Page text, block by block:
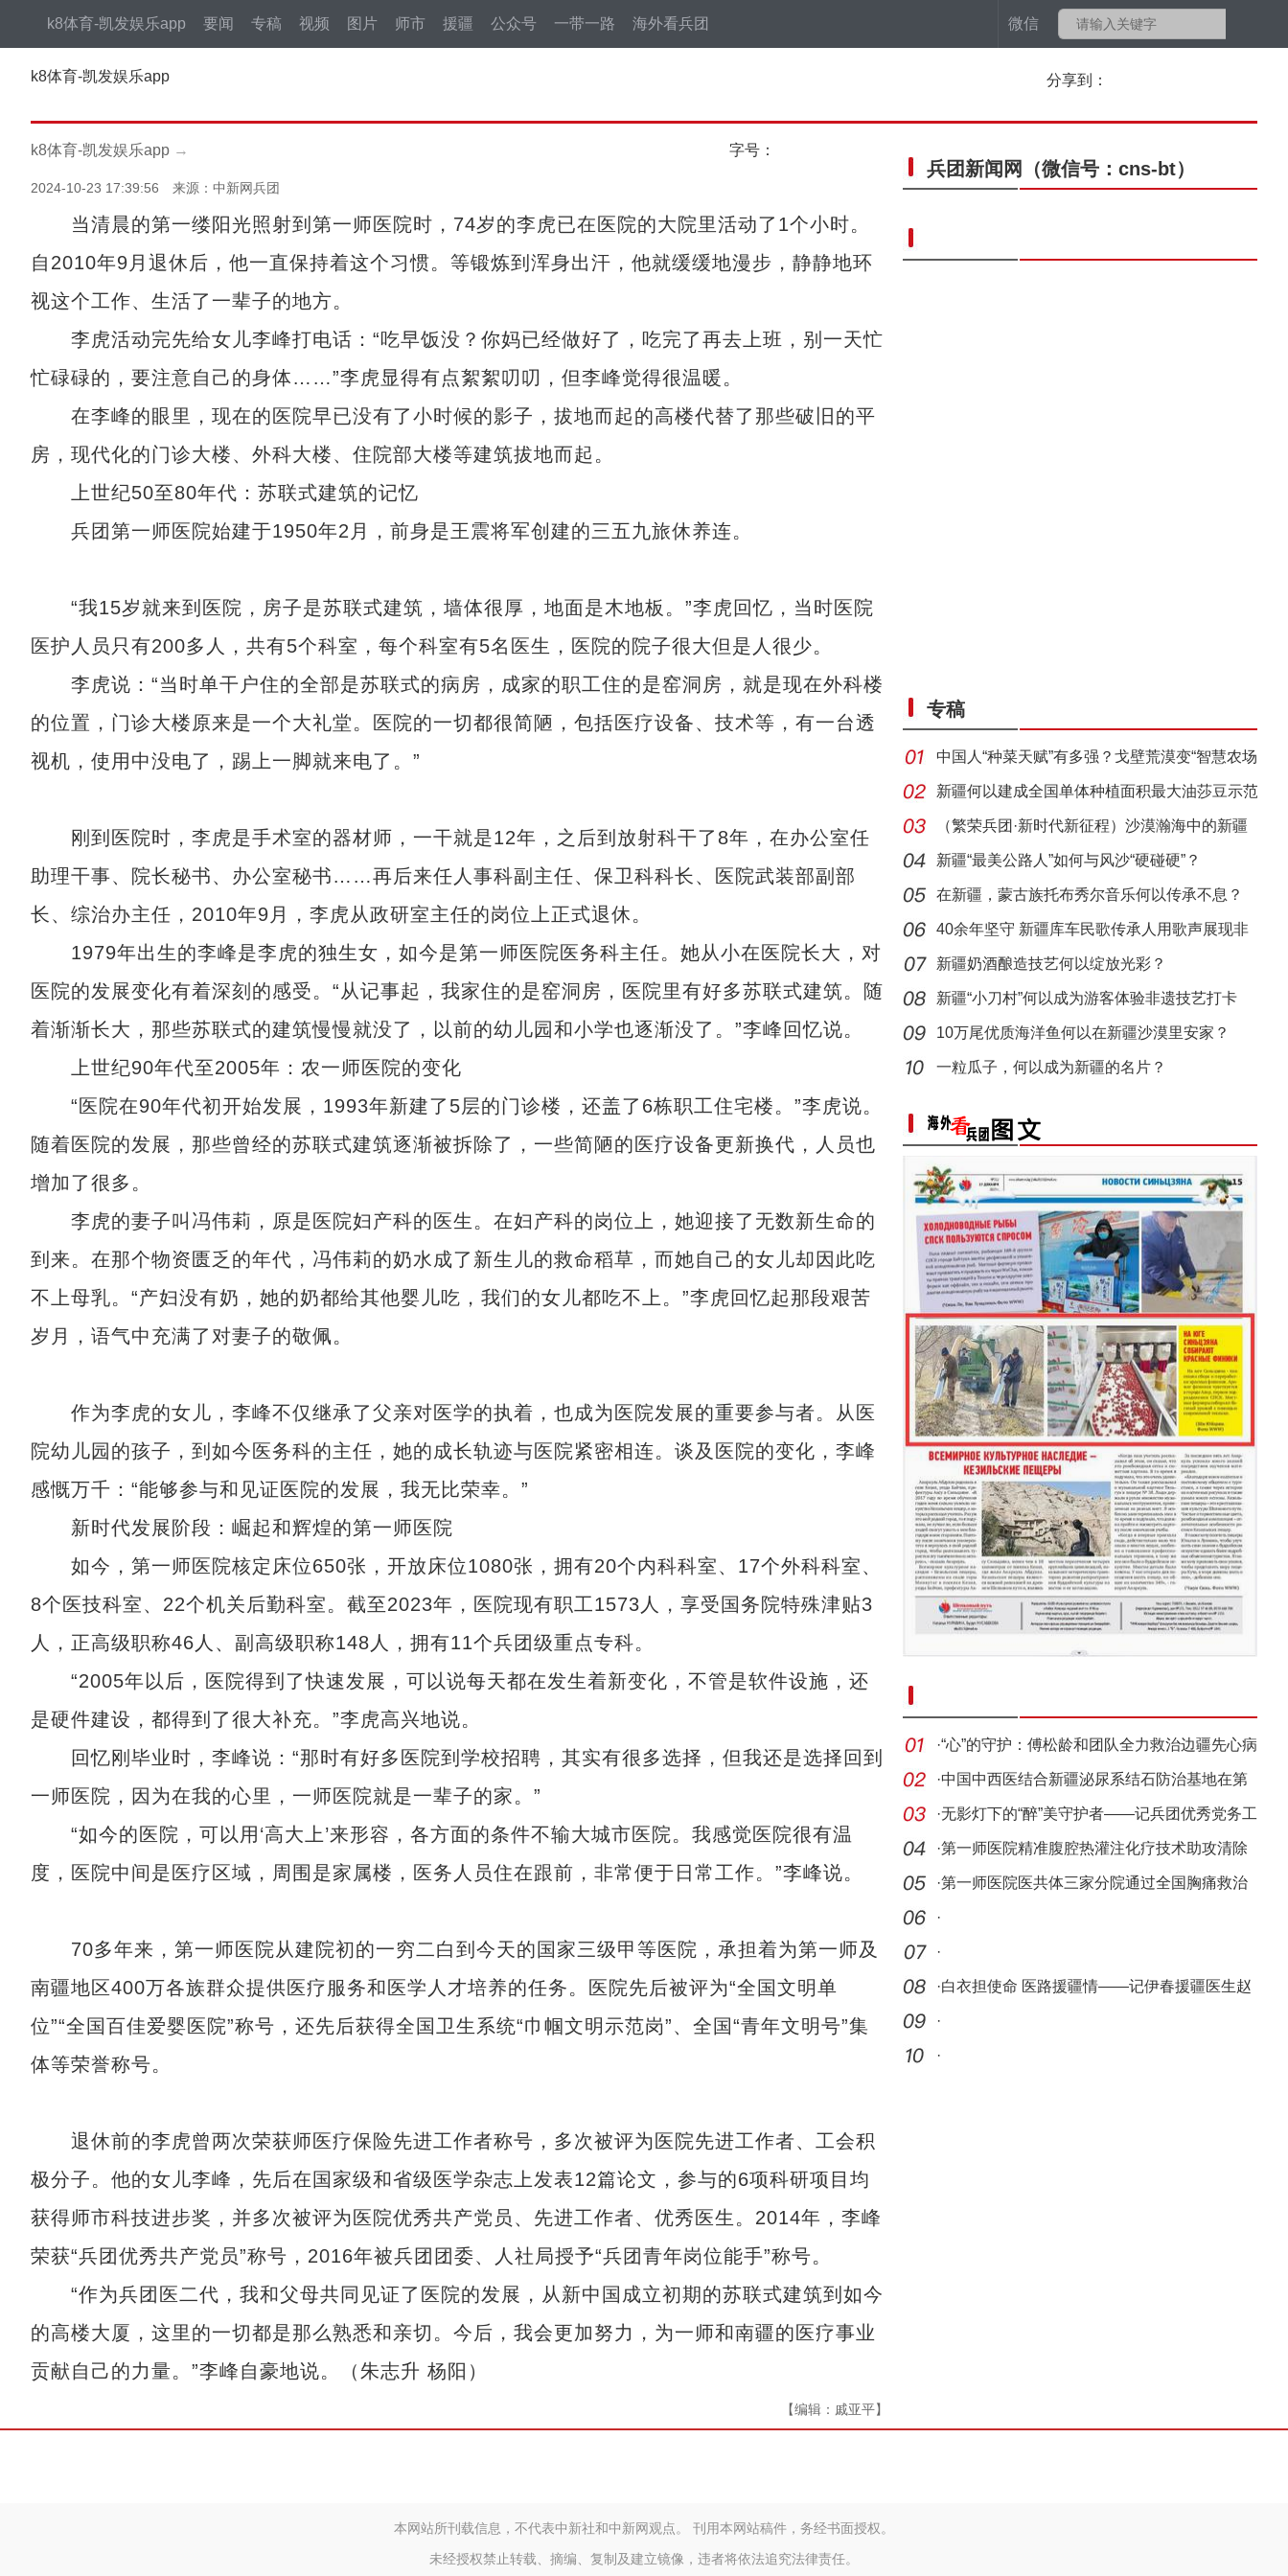
微信
k8体育-凯发娱乐app 要闻 专稿 视频 图片 师市 援疆 公众号 一带一路 海外看兵团
k8体育-凯发娱乐app 分享到：
k8体育-凯发娱乐app → 字号：
2024-10-23 17:39:56 来源：中新网兵团
当清晨的第一缕阳光照射到第一师医院时，74岁的李虎已在医院的大院里活动了1个小时。
自2010年9月退休后，他一直保持着这个习惯。等锻炼到浑身出汗，他就缓缓地漫步，静静地环
视这个工作、生活了一辈子的地方。
李虎活动完先给女儿李峰打电话：“吃早饭没？你妈已经做好了，吃完了再去上班，别一天忙
忙碌碌的，要注意自己的身体……”李虎显得有点絮絮叨叨，但李峰觉得很温暖。
在李峰的眼里，现在的医院早已没有了小时候的影子，拔地而起的高楼代替了那些破旧的平
房，现代化的门诊大楼、外科大楼、住院部大楼等建筑拔地而起。
上世纪50至80年代：苏联式建筑的记忆
兵团第一师医院始建于1950年2月，前身是王震将军创建的三五九旅休养连。
“我15岁就来到医院，房子是苏联式建筑，墙体很厚，地面是木地板。”李虎回忆，当时医院
医护人员只有200多人，共有5个科室，每个科室有5名医生，医院的院子很大但是人很少。
李虎说：“当时单干户住的全部是苏联式的病房，成家的职工住的是窑洞房，就是现在外科楼
的位置，门诊大楼原来是一个大礼堂。医院的一切都很简陋，包括医疗设备、技术等，有一台透
视机，使用中没电了，踢上一脚就来电了。”
刚到医院时，李虎是手术室的器材师，一干就是12年，之后到放射科干了8年，在办公室任
助理干事、院长秘书、办公室秘书……再后来任人事科副主任、保卫科科长、医院武装部副部
长、综治办主任，2010年9月，李虎从政研室主任的岗位上正式退休。
1979年出生的李峰是李虎的独生女，如今是第一师医院医务科主任。她从小在医院长大，对
医院的发展变化有着深刻的感受。“从记事起，我家住的是窑洞房，医院里有好多苏联式建筑。随
着渐渐长大，那些苏联式的建筑慢慢就没了，以前的幼儿园和小学也逐渐没了。”李峰回忆说。
上世纪90年代至2005年：农一师医院的变化
“医院在90年代初开始发展，1993年新建了5层的门诊楼，还盖了6栋职工住宅楼。”李虎说。
随着医院的发展，那些曾经的苏联式建筑逐渐被拆除了，一些简陋的医疗设备更新换代，人员也
增加了很多。
李虎的妻子叫冯伟莉，原是医院妇产科的医生。在妇产科的岗位上，她迎接了无数新生命的
到来。在那个物资匮乏的年代，冯伟莉的奶水成了新生儿的救命稻草，而她自己的女儿却因此吃
不上母乳。“产妇没有奶，她的奶都给其他婴儿吃，我们的女儿都吃不上。”李虎回忆起那段艰苦
岁月，语气中充满了对妻子的敬佩。
作为李虎的女儿，李峰不仅继承了父亲对医学的执着，也成为医院发展的重要参与者。从医
院幼儿园的孩子，到如今医务科的主任，她的成长轨迹与医院紧密相连。谈及医院的变化，李峰
感慨万千：“能够参与和见证医院的发展，我无比荣幸。”
新时代发展阶段：崛起和辉煌的第一师医院
如今，第一师医院核定床位650张，开放床位1080张，拥有20个内科科室、17个外科科室、
8个医技科室、22个机关后勤科室。截至2023年，医院现有职工1573人，享受国务院特殊津贴3
人，正高级职称46人、副高级职称148人，拥有11个兵团级重点专科。
“2005年以后，医院得到了快速发展，可以说每天都在发生着新变化，不管是软件设施，还
是硬件建设，都得到了很大补充。”李虎高兴地说。
回忆刚毕业时，李峰说：“那时有好多医院到学校招聘，其实有很多选择，但我还是选择回到
一师医院，因为在我的心里，一师医院就是一辈子的家。”
“如今的医院，可以用‘高大上’来形容，各方面的条件不输大城市医院。我感觉医院很有温
度，医院中间是医疗区域，周围是家属楼，医务人员住在跟前，非常便于日常工作。”李峰说。
70多年来，第一师医院从建院初的一穷二白到今天的国家三级甲等医院，承担着为第一师及
南疆地区400万各族群众提供医疗服务和医学人才培养的任务。医院先后被评为“全国文明单
位”“全国百佳爱婴医院”称号，还先后获得全国卫生系统“巾帼文明示范岗”、全国“青年文明号”集
体等荣誉称号。
退休前的李虎曾两次荣获师医疗保险先进工作者称号，多次被评为医院先进工作者、工会积
极分子。他的女儿李峰，先后在国家级和省级医学杂志上发表12篇论文，参与的6项科研项目均
获得师市科技进步奖，并多次被评为医院优秀共产党员、先进工作者、优秀医生。2014年，李峰
荣获“兵团优秀共产党员”称号，2016年被兵团团委、人社局授予“兵团青年岗位能手”称号。
“作为兵团医二代，我和父母共同见证了医院的发展，从新中国成立初期的苏联式建筑到如今
的高楼大厦，这里的一切都是那么熟悉和亲切。今后，我会更加努力，为一师和南疆的医疗事业
贡献自己的力量。”李峰自豪地说。（朱志升 杨阳）
【编辑：戚亚平】
兵团新闻网 （微信号：cns-bt）
专稿
中国人“种菜天赋”有多强？戈壁荒漠变“智慧农场
新疆何以建成全国单体种植面积最大油莎豆示范
基地
（繁荣兵团·新时代新征程）沙漠瀚海中的新疆
兵团
新疆“最美公路人”如何与风沙“硬碰硬”？
在新疆，蒙古族托布秀尔音乐何以传承不息？
40余年坚守 新疆库车民歌传承人用歌声展现非
遗魅力
新疆奶酒酿造技艺何以绽放光彩？
新疆“小刀村”何以成为游客体验非遗技艺打卡
地？
10万尾优质海洋鱼何以在新疆沙漠里安家？
一粒瓜子，何以成为新疆的名片？
·“心”的守护：傅松龄和团队全力救治边疆先心病
患
·中国中西医结合新疆泌尿系结石防治基地在第
一师医
·无影灯下的“醉”美守护者——记兵团优秀党务工
作
·第一师医院精准腹腔热灌注化疗技术助攻清除
癌细胞
·第一师医院医共体三家分院通过全国胸痛救治
单元验
·
·
·白衣担使命 医路援疆情——记伊春援疆医生赵
晓亮
·
·
本网站所刊载信息，不代表中新社和中新网观点。 刊用本网站稿件，务经书面授权。
未经授权禁止转载、摘编、复制及建立镜像，违者将依法追究法律责任。